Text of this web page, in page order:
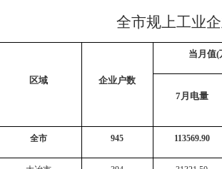
全市规上工业
区域 企业户数
当月值(
7月电量
全市 945 113569.90